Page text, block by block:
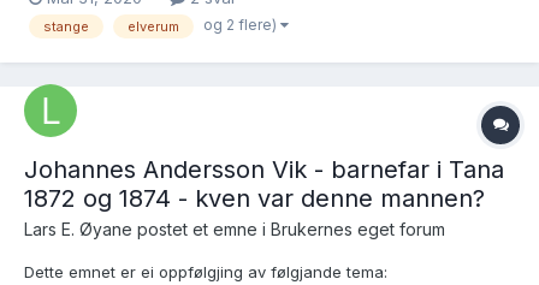
døpes i Elverum den 10. mai 1789. Lenke. Mari skulle da være
født rundt 1793. Ved søk i FT1801 finn...
stange elverum og 2 flere)
Johannes Andersson Vik - barnefar i Tana
1872 og 1874 - kven var denne mannen?
Lars E. Øyane postet et emne i Brukernes eget forum
Dette emnet er ei oppfølgjing av følgjande tema: